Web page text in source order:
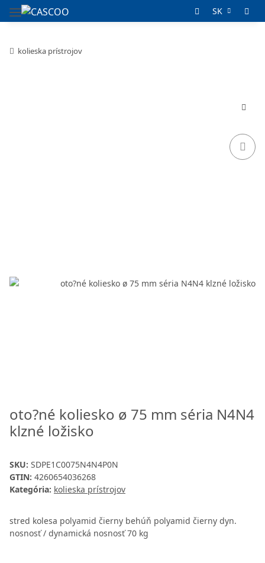
SK
kolieska prístrojov
oto?né koliesko ø 75 mm séria N4N4
klzné ložisko
SKU: SDPE1C0075N4N4P0N
GTIN: 4260654036268
Kategória: kolieska prístrojov
stred kolesa polyamid čierny behúň polyamid čierny dyn.
nosnosť / dynamická nosnosť 70 kg